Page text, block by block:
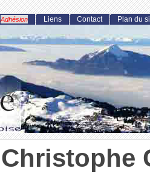
Christophe
Adhésion Liens Contact Plan du